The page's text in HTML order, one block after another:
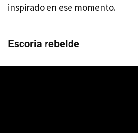
inspirado en ese momento.
Escoria rebelde